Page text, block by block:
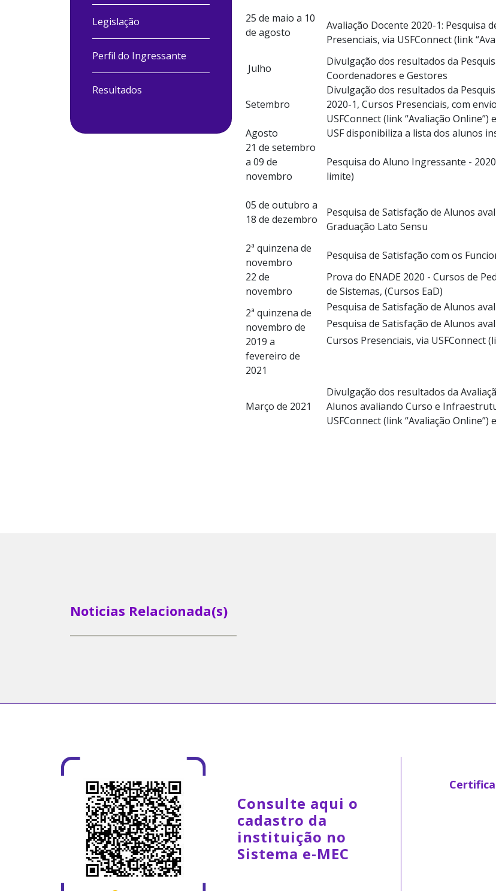
Legislação
Perfil do Ingressante
Resultados
25 de maio a 10
de agosto
Avaliação Docente 2020-1: Pesquisa
Presenciais, via USFConnect (link
Julho
Divulgação dos resultados da
Coordenadores e Gestores
Setembro
Divulgação dos resultados da
2020-1, Cursos Presenciais, com
USFConnect (link “Avaliação Online”)
Agosto
USF disponibiliza a lista dos alunos
21 de setembro
a 09 de
novembro
Pesquisa do Aluno Ingressante -
limite)
05 de outubro a
18 de dezembro
Pesquisa de Satisfação de Alunos
Graduação Lato Sensu
2ª quinzena de
novembro
Pesquisa de Satisfação com os
22 de
novembro
Prova do ENADE 2020 - Cursos de
de Sistemas, (Cursos EaD)
2ª quinzena de
novembro de
2019 a
fevereiro de
2021
Pesquisa de Satisfação de Alunos
Pesquisa de Satisfação de Alunos
Cursos Presenciais, via USFConnect
Março de 2021
Divulgação dos resultados da
Alunos avaliando Curso e
USFConnect (link “Avaliação Online”)
Noticias Relacionada(s)
Consulte aqui o
cadastro da
instituição no
Sistema e-MEC